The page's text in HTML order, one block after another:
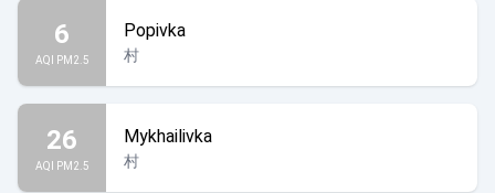
6
AQI PM2.5
Popivka
村
26
AQI PM2.5
Mykhailivka
村